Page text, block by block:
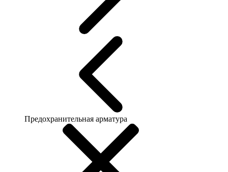
Предохранительная арматура